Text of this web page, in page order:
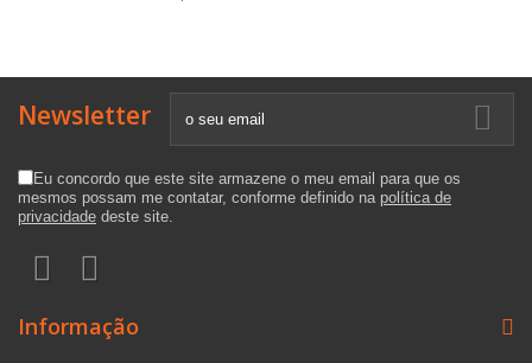
Newsletter
Eu concordo que este site armazene o meu email para que os
mesmos possam me contatar, conforme definido na política de
privacidade deste site.
Informação